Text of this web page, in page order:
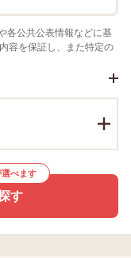
各公共公表情報などに基
容を保証し、また特定の
べます
す